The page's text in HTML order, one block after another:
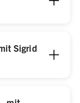
Sigrid